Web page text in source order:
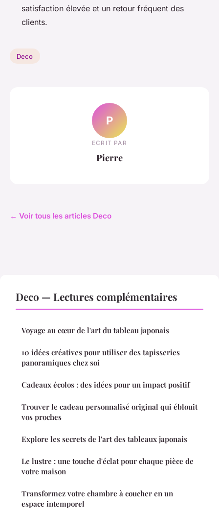
satisfaction élevée et un retour fréquent des
clients.
Deco
P
ECRIT PAR
Pierre
← Voir tous les articles Deco
Deco — Lectures complémentaires
Voyage au cœur de l'art du tableau japonais
10 idées créatives pour utiliser des tapisseries
panoramiques chez soi
Cadeaux écolos : des idées pour un impact positif
Trouver le cadeau personnalisé original qui éblouit
vos proches
Explore les secrets de l'art des tableaux japonais
Le lustre : une touche d'éclat pour chaque pièce de
votre maison
Transformez votre chambre à coucher en un
espace intemporel